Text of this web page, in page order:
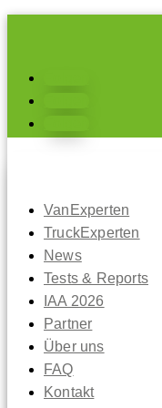
VanExperten
TruckExperten
News
Tests & Reports
IAA 2026
Partner
Über uns
FAQ
Kontakt